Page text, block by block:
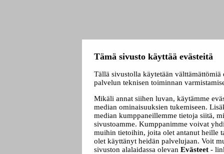
Tämä sivusto käyttää evästeitä
Tällä sivustolla käytetään välttämättömiä
palvelun teknisen toiminnan
Mikäli annat siihen luvan, käytämme
median ominaisuuksien tukemiseen.
median kumppaneillemme tietoja siitä,
sivustoamme. Kumppanimme voivat
muihin tietoihin, joita olet antanut heille
olet käyttänyt heidän palvelujaan. Voit
sivuston alalaidassa olevan Evästeet -